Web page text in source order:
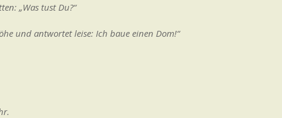
„Was tust Du?“
und antwortet leise: Ich baue einen Dom!“